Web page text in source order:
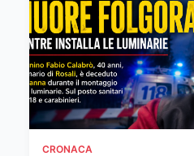
CRONACA